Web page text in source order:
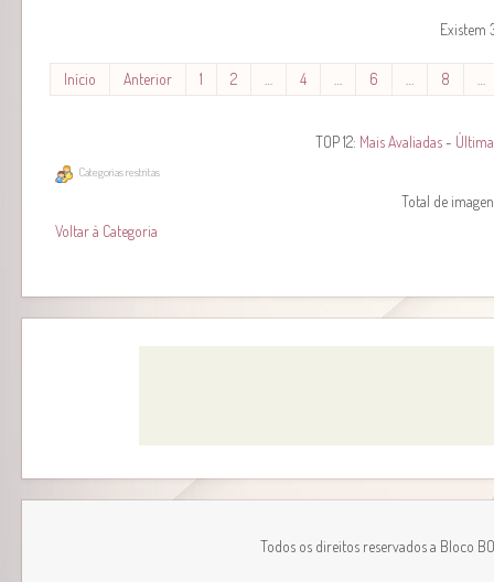
Existem
Início Anterior 1 2 4 6 8
TOP 12: Mais Avaliadas-
Categorias restritas
Total de
Voltar à Categoria
Todos os direitos reservados a Bloco